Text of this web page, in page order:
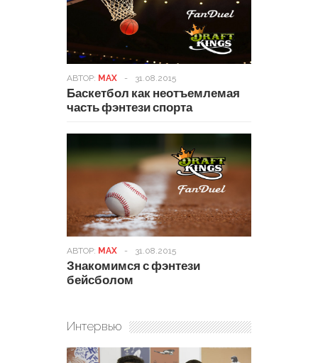
АВТОР: MAX - 31.08.2015
Баскетбол как неотъемлемая
часть фэнтези спорта
АВТОР: MAX - 31.08.2015
Знакомимся с фэнтези
бейсболом
Интервью